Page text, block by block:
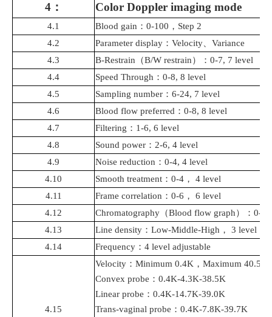
4： Color Doppler imaging mode
4.1 Blood gain ： 0-100 ， Step 2
4.2
Parameter display ： Velocity
Variance
4.3
B-Restrain （B/W restrain）： 0-7, 7 level
4.4
Speed Through ： 0-8, 8 level
4.5
Sampling number ： 6-24, 7 level
4.6
Blood flow preferred ： 0-8, 8 level
4.7
Filtering ： 1-6, 6 level
4.8
Sound power ： 2-6, 4 level
4.9
Noise reduction ： 0-4, 4 level
4.10
Smooth treatment ： 0-4 ， 4 level
4.11
Frame correlation ： 0-6 ， 6 level
4.12
Chromatography （Blood flow graph）： 0-37
4.13
Line density ： Low-Middle-High ， 3 level
4.14
Frequency ： 4 level adjustable
4.15
Velocity ： Minimum 0.4K ， Maximum 40.5K
Convex probe ： 0.4K-4.3K-38.5K
Linear probe ： 0.4K-14.7K-39.0K
Trans-vaginal probe ： 0.4K-7.8K-39.7K